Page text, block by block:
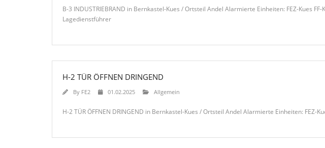
B-3 INDUSTRIEBRAND in Bernkastel-Kues / Ortsteil Andel Alarmierte Einheiten: FEZ-Kues
Lagedienstführer
H-2 TÜR ÖFFNEN DRINGEND
By FE2 01.02.2025 Allgemein
H-2 TÜR ÖFFNEN DRINGEND in Bernkastel-Kues / Ortsteil Andel Alarmierte Einheiten: FEZ-